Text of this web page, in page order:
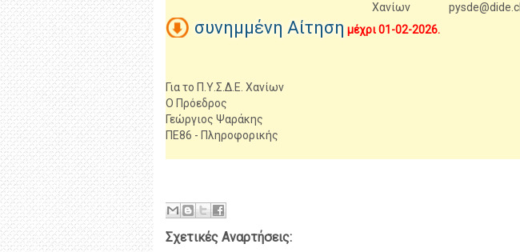
Χανίων
συνημμένη Αίτηση μέχρι 01-02-2026.
Για το Π.Υ.Σ.Δ.Ε. Χανίων
Ο Πρόεδρος
Γεώργιος Ψαράκης
ΠΕ86 - Πληροφορικής
Σχετικές Αναρτήσεις: